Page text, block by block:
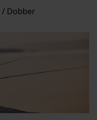
/ Dobber